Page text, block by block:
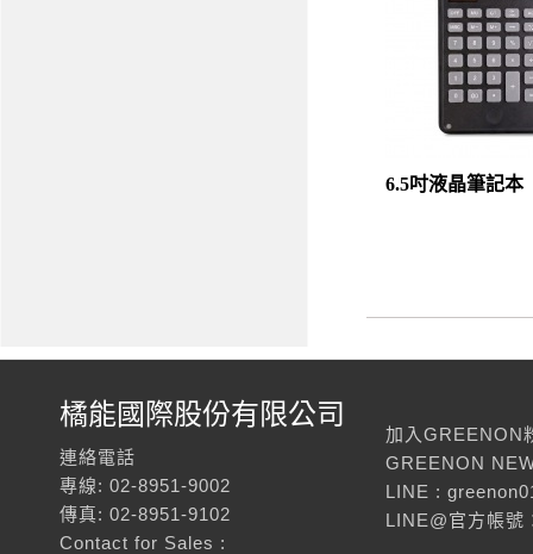
6.5吋液晶筆記本
橘能國際股份有限公司
連絡電話
專線: 02-8951-9002
傳真: 02-8951-9102
Contact for Sales :
加入GREENON
GREENON
LINE :
LINE@官方帳號